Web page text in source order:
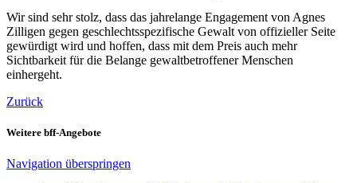
Wir sind sehr stolz, dass das jahrelange Engagement von Agnes
Zilligen gegen geschlechtsspezifische Gewalt von offizieller Seite
gewürdigt wird und hoffen, dass mit dem Preis auch mehr
Sichtbarkeit für die Belange gewaltbetroffener Menschen
einhergeht.
Zurück
Weitere bff-Angebote
Navigation überspringen